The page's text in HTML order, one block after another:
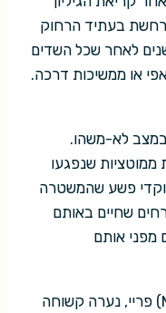
בעתיד הרחוק
לאחר שכל השדים
או ממשיכות דרכה.
לא-משהו.
ממוטציות שנפגעו
פשע שהמשטרה
שחיים באותם
מפני אותם
גיבורת הסדרה היא מלקה (Melaka) פריי, נערה קשוחה